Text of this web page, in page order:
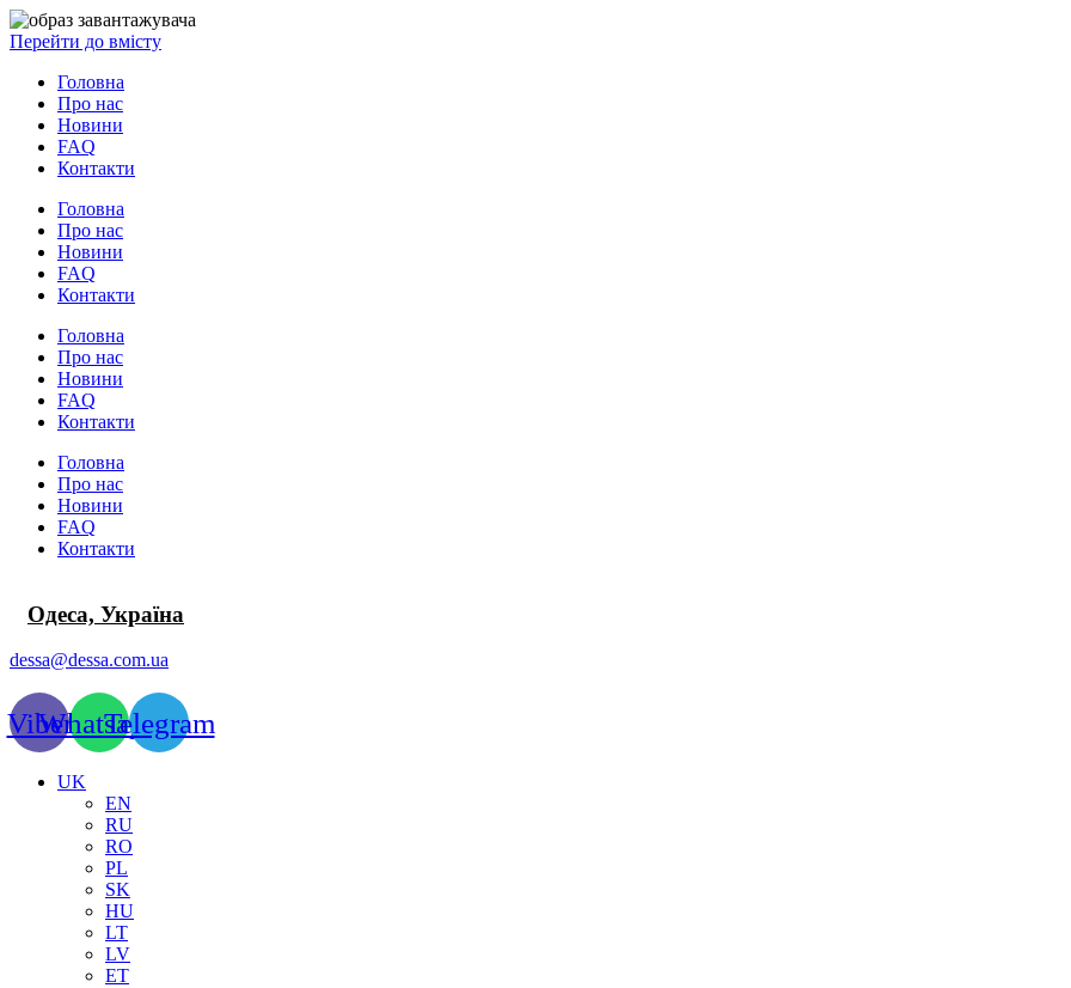
Перейти до вмісту
Головна
Про нас
Новини
FAQ
Контакти
Головна
Про нас
Новини
FAQ
Контакти
Головна
Про нас
Новини
FAQ
Контакти
Головна
Про нас
Новини
FAQ
Контакти
Одеса, Україна
dessa@dessa.com.ua
ViberWhatsappTelegram
UK
EN
RU
RO
PL
SK
HU
LT
LV
ET